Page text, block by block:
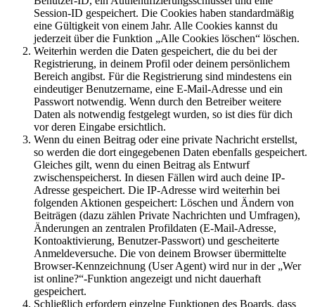
Session-ID gespeichert. Die Cookies haben standardmäßig
eine Gültigkeit von einem Jahr. Alle Cookies kannst du
jederzeit über die Funktion „Alle Cookies löschen“ löschen.
Weiterhin werden die Daten gespeichert, die du bei der
Registrierung, in deinem Profil oder deinem persönlichem
Bereich angibst. Für die Registrierung sind mindestens ein
eindeutiger Benutzername, eine E-Mail-Adresse und ein
Passwort notwendig. Wenn durch den Betreiber weitere
Daten als notwendig festgelegt wurden, so ist dies für dich
vor deren Eingabe ersichtlich.
Wenn du einen Beitrag oder eine private Nachricht erstellst,
so werden die dort eingegebenen Daten ebenfalls gespeichert.
Gleiches gilt, wenn du einen Beitrag als Entwurf
zwischenspeicherst. In diesen Fällen wird auch deine IP-
Adresse gespeichert. Die IP-Adresse wird weiterhin bei
folgenden Aktionen gespeichert: Löschen und Ändern von
Beiträgen (dazu zählen Private Nachrichten und Umfragen),
Änderungen an zentralen Profildaten (E-Mail-Adresse,
Kontoaktivierung, Benutzer-Passwort) und gescheiterte
Anmeldeversuche. Die von deinem Browser übermittelte
Browser-Kennzeichnung (User Agent) wird nur in der „Wer
ist online?“-Funktion angezeigt und nicht dauerhaft
gespeichert.
Schließlich erfordern einzelne Funktionen des Boards, dass